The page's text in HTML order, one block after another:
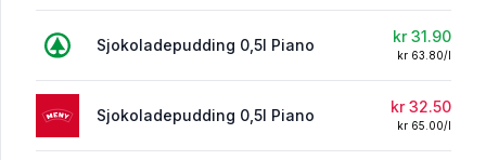
Sjokoladepudding 0,5l Piano kr 31.90
kr 63.80/l
Sjokoladepudding 0,5l Piano kr 32.50
kr 65.00/l